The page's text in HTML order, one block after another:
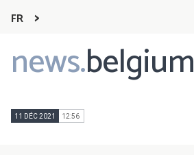
FR
news.belgium
Main
navigation
11 DÉC 2021 12:56